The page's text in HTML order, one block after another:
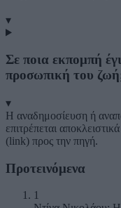
▾
Σε ποια εκπομπή
προσωπική του
▾
Η αναδημοσίευση ή
επιτρέπεται
(link) προς την πηγή.
Προτεινόμενα
1